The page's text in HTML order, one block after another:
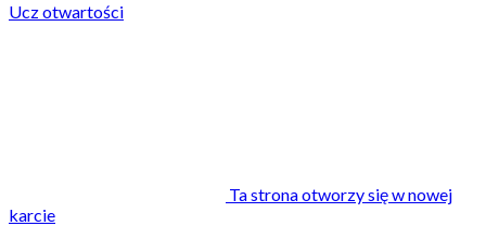
Ucz otwartości
Ta strona otworzy się w nowej
karcie